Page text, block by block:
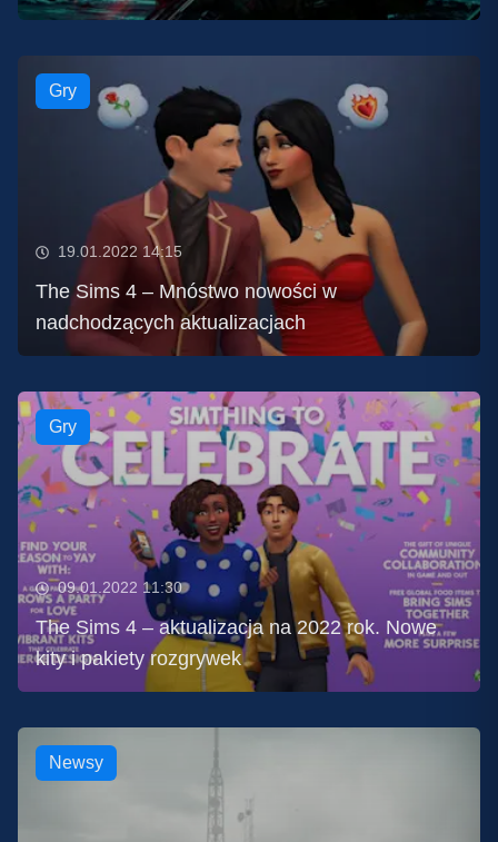
Gry
19.01.2022 14:15
The Sims 4 – Mnóstwo nowości w
nadchodzących aktualizacjach
Gry
09.01.2022 11:30
The Sims 4 – aktualizacja na 2022 rok. Nowe
kity i pakiety rozgrywek
Newsy